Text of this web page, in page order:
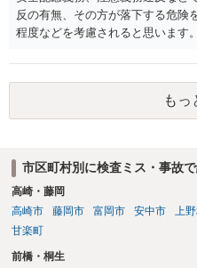
反の有無、その方が落下する危険
程度などを考慮されると思います
には会えて連絡せずに、証拠保全
ちで、事務所内の証拠を押さえま
る程度証拠が事務所にあること、
ん）。
もっ
市区町村別に検査ミス・事故
高崎・藤岡
高崎市
藤岡市 富岡市 安中市 上
甘楽町
前橋・桐生